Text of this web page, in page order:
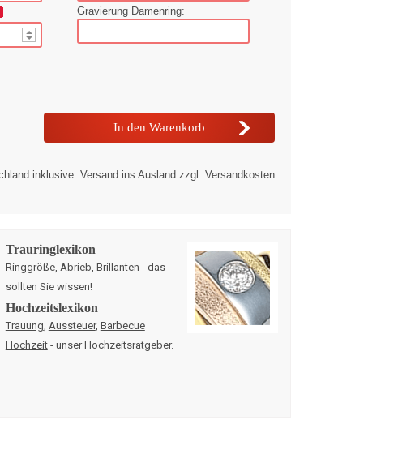
Gravierung Damenring:
inklusive. Versand ins Ausland zzgl. Versandkosten
Trauringlexikon
Ringgröße, Abrieb Brillanten - das
sollten Sie wissen!
Hochzeitslexikon
Trauung Aussteuer, Barbecue
Hochzeit- unser Hochzeitsratgeber.